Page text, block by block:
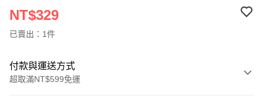
NT$329
已賣出：1件
付款與運送方式
超取滿NT$599免運